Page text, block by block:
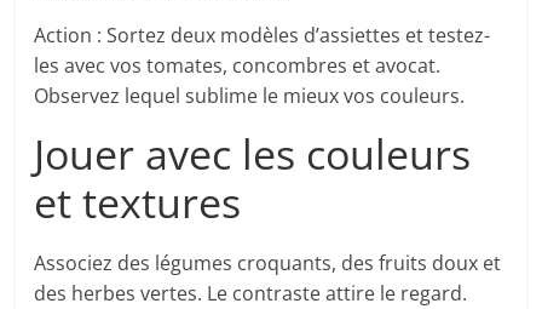
Action : Sortez deux modèles d’assiettes et testez-
les avec vos tomates, concombres et avocat.
Observez lequel sublime le mieux vos couleurs.
Jouer avec les couleurs
et textures
Associez des légumes croquants, des fruits doux et
des herbes vertes. Le contraste attire le regard.